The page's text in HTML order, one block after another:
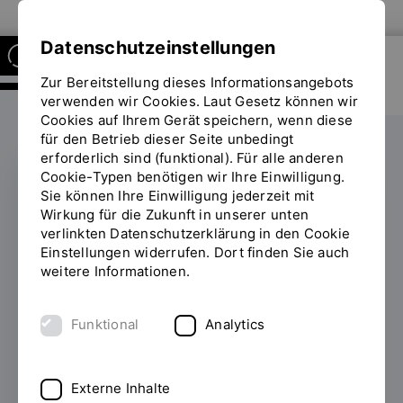
FORSCHUNGSSTELLE FÜR
ENERGIENETZE UND
ENERGIESPEICHER
FENES trifft H2-
Projekte in Südafrika &
Namibia im Rahmen
des Projekts "H2Global
meets Africa"
27.11.2024Für den Erfolg einer globalen
Datenschutzeinstellungen
Zur Bereitstellung dieses Informationsangebots
verwenden wir Cookies. Laut Gesetz können wir
Cookies auf Ihrem Gerät speichern, wenn diese
für den Betrieb dieser Seite unbedingt
erforderlich sind (funktional). Für alle anderen
Cookie-Typen benötigen wir Ihre Einwilligung.
Sie können Ihre Einwilligung jederzeit mit
Wirkung für die Zukunft in unserer unten
verlinkten Datenschutzerklärung in den Cookie
Einstellungen widerrufen. Dort finden Sie auch
weitere Informationen.
Funktional Analytics
Externe Inhalte